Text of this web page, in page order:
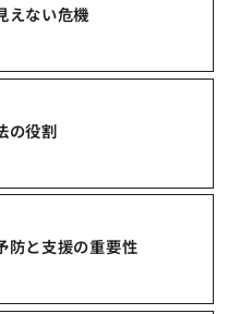
えない危機
の役割
防と支援の重要性